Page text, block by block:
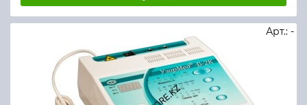
Арт.: -